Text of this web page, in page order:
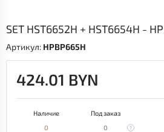
SET HST6652H + HST6654H -
Артикул: HPBP665H
424.01 BYN
Наличие Под заказ
0
0